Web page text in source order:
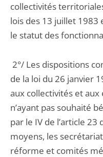
collectivités
lois des 13 juillet 1983
le statut des
2°/ Les dispositions
de la loi du 26 janvier
aux collectivités et
n’ayant pas souhaité
par le IV de l’article 23
moyens, les
réforme et comités